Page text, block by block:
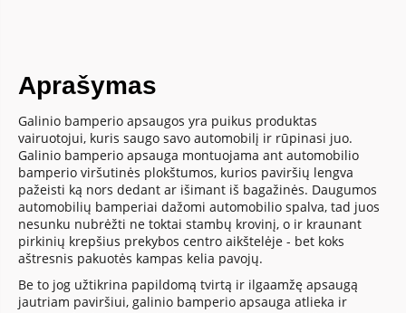
Aprašymas
Galinio bamperio apsaugos yra puikus produktas
vairuotojui, kuris saugo savo automobilį ir rūpinasi juo.
Galinio bamperio apsauga montuojama ant automobilio
bamperio viršutinės plokštumos, kurios paviršių lengva
pažeisti ką nors dedant ar išimant iš bagažinės. Daugumos
automobilių bamperiai dažomi automobilio spalva, tad juos
nesunku nubrėžti ne toktai stambų krovinį, o ir kraunant
pirkinių krepšius prekybos centro aikštelėje - bet koks
aštresnis pakuotės kampas kelia pavojų.
Be to jog užtikrina papildomą tvirtą ir ilgaamžę apsaugą
jautriam paviršiui, galinio bamperio apsauga atlieka ir